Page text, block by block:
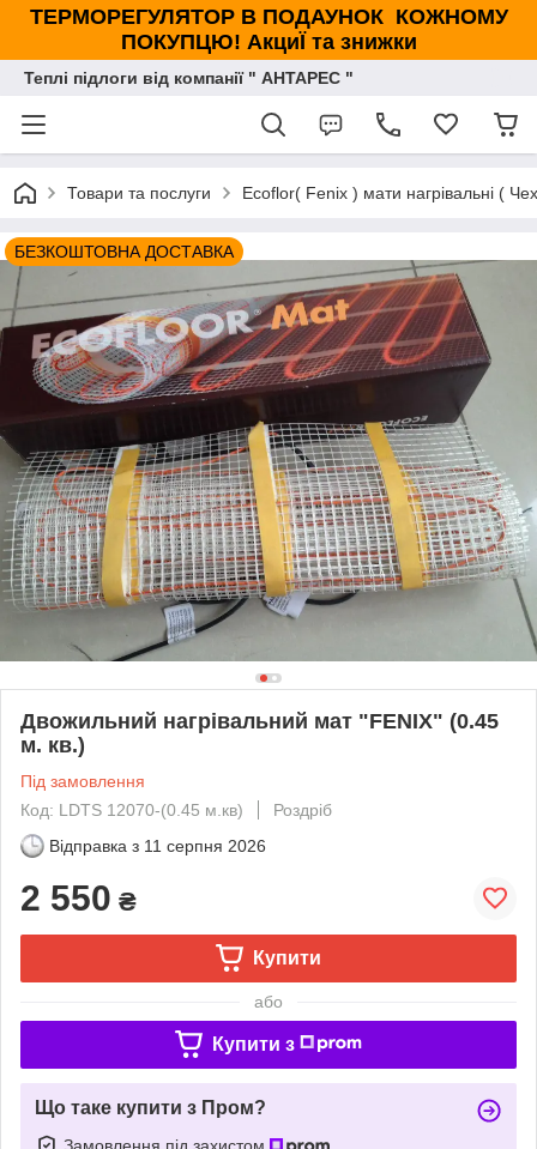
ТЕРМОРЕГУЛЯТОР В ПОДАУНОК КОЖНОМУ
ПОКУПЦЮ! АкциЇ та знижки
Теплі підлоги від компанії " АНТАРЕС "
Товари та послуги Ecoflor( Fenix ) мати нагрівальні (
БЕЗКОШТОВНА ДОСТАВКА
Двожильний нагрівальний мат "FENIX" (0.45
м. кв.)
Під замовлення
Код: LDTS 12070-(0.45 м.кв)
Роздріб
Відправка з 11 серпня 2026
2 550 ₴
Купити
або
Купити з
Що таке купити з Пром?
Замовлення під захистом